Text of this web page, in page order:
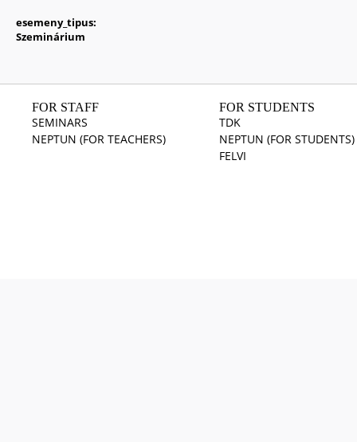
esemeny_tipus:
Szeminárium
FOR STAFF
SEMINARS
NEPTUN (FOR TEACHERS)
FOR STUDENTS
TDK
NEPTUN (FOR STUDENTS)
FELVI